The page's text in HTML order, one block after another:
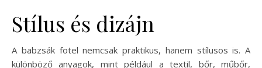
Stílus és dizájn
A babzsák fotel nemcsak praktikus, hanem stílusos is. A
különböző anyagok, mint például a textil, bőr, műbőr,